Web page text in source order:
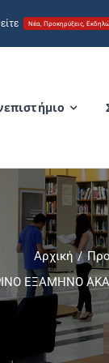
Νέα, Προκηρύξεις,
Αρχική
ΕΞΑΜΗΝΟ